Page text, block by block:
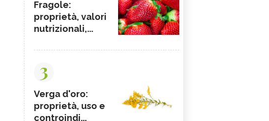
Fragole:
proprietà, valori
nutrizionali,...
3
Verga d'oro:
proprietà, uso e
controindi...